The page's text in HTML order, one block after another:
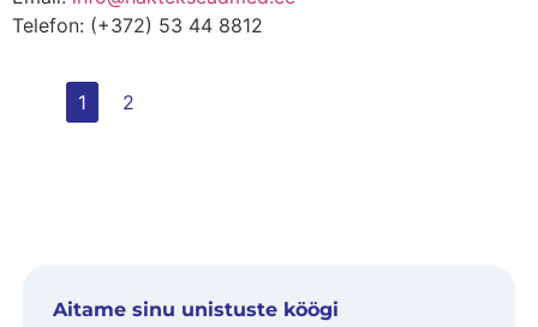
Telefon: (+372) 53 44 8812
1 2
Aitame sinu unistuste köögi